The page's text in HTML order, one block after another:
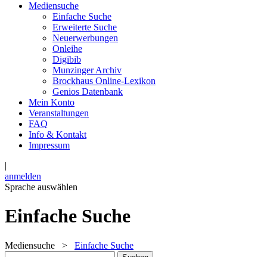
Mediensuche
Einfache Suche
Erweiterte Suche
Neuerwerbungen
Onleihe
Digibib
Munzinger Archiv
Brockhaus Online-Lexikon
Genios Datenbank
Mein Konto
Veranstaltungen
FAQ
Info & Kontakt
Impressum
|
anmelden
Sprache auswählen
Einfache Suche
Mediensuche > Einfache Suche